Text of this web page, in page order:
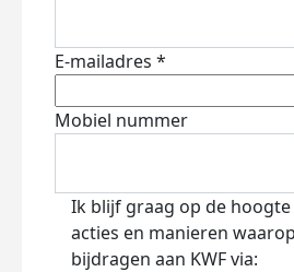
E-mailadres *
Mobiel nummer
Ik blijf graag op de hoogte
acties en manieren
bijdragen aan KWF via: